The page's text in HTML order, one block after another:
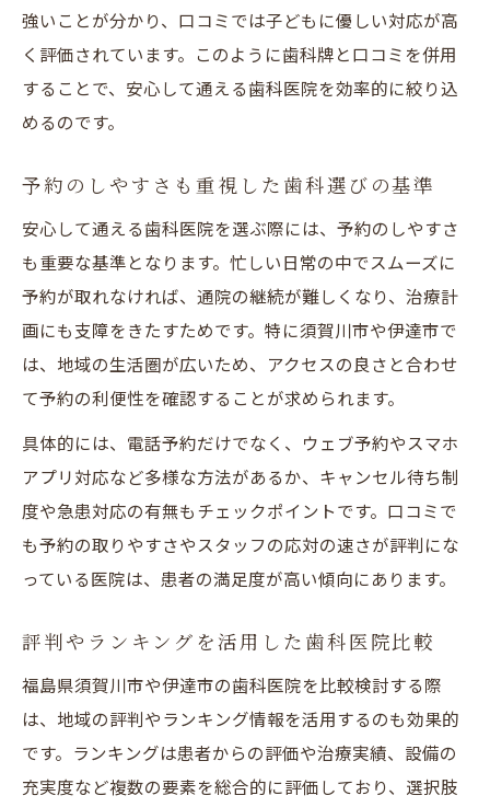
強いことが分かり、口コミでは子どもに優しい対応が高
く評価されています。このように歯科牌と口コミを併用
することで、安心して通える歯科医院を効率的に絞り込
めるのです。
予約のしやすさも重視した歯科選びの基準
安心して通える歯科医院を選ぶ際には、予約のしやすさ
も重要な基準となります。忙しい日常の中でスムーズに
予約が取れなければ、通院の継続が難しくなり、治療計
画にも支障をきたすためです。特に須賀川市や伊達市で
は、地域の生活圏が広いため、アクセスの良さと合わせ
て予約の利便性を確認することが求められます。
具体的には、電話予約だけでなく、ウェブ予約やスマホ
アプリ対応など多様な方法があるか、キャンセル待ち制
度や急患対応の有無もチェックポイントです。口コミで
も予約の取りやすさやスタッフの応対の速さが評判にな
っている医院は、患者の満足度が高い傾向にあります。
評判やランキングを活用した歯科医院比較
福島県須賀川市や伊達市の歯科医院を比較検討する際
は、地域の評判やランキング情報を活用するのも効果的
です。ランキングは患者からの評価や治療実績、設備の
充実度など複数の要素を総合的に評価しており、選択肢